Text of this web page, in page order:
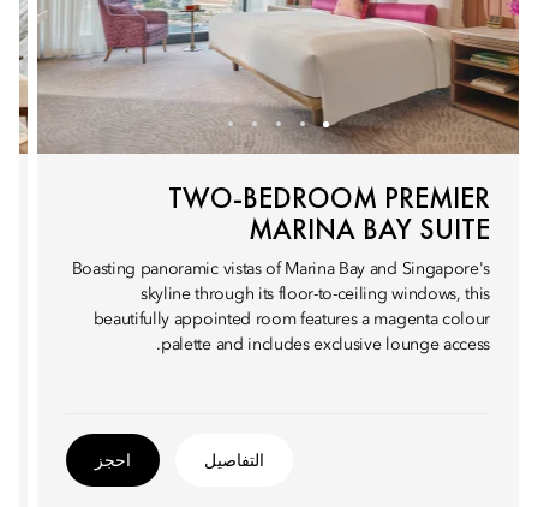
TWO-BEDROOM PREMIER
MARINA BAY SUITE
Boasting panoramic vistas of Marina Bay and Singapore's
skyline through its floor-to-ceiling windows, this
beautifully appointed room features a magenta colour
palette and includes exclusive lounge access.
التفاصيل احجز